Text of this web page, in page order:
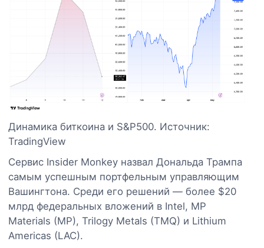
Динамика биткоина и S&P500. Источник:
TradingView
Сервис Insider Monkey назвал Дональда Трампа
самым успешным портфельным управляющим
Вашингтона. Среди его решений — более $20
млрд федеральных вложений в Intel, MP
Materials (MP), Trilogy Metals (TMQ) и Lithium
Americas (LAC).